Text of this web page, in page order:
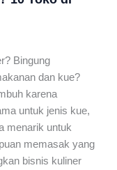
Bingung
dan kue?
karena
untuk jenis kue,
menarik untuk
memasak yang
bisnis kuliner